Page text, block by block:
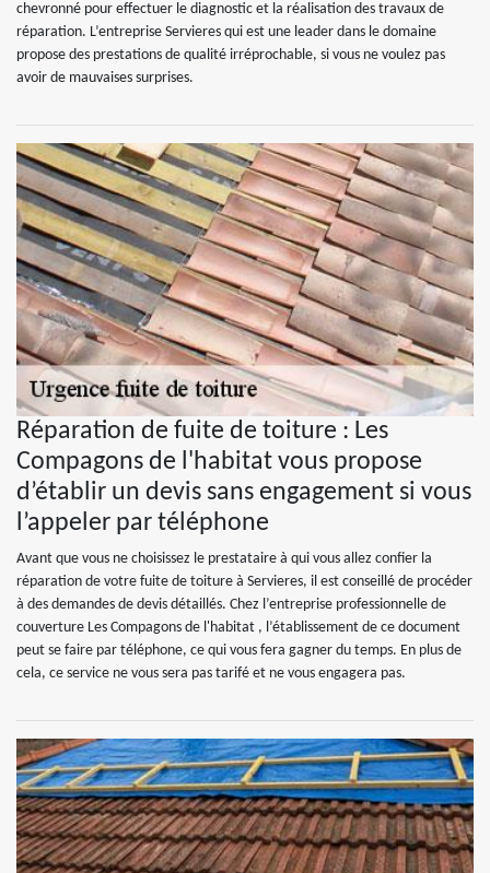
chevronné pour effectuer le diagnostic et la réalisation des travaux de
réparation. L’entreprise Servieres qui est une leader dans le domaine
propose des prestations de qualité irréprochable, si vous ne voulez pas
avoir de mauvaises surprises.
Réparation de fuite de toiture : Les
Compagons de l'habitat vous propose
d’établir un devis sans engagement si vous
l’appeler par téléphone
Avant que vous ne choisissez le prestataire à qui vous allez confier la
réparation de votre fuite de toiture à Servieres, il est conseillé de procéder
à des demandes de devis détaillés. Chez l’entreprise professionnelle de
couverture Les Compagons de l'habitat , l’établissement de ce document
peut se faire par téléphone, ce qui vous fera gagner du temps. En plus de
cela, ce service ne vous sera pas tarifé et ne vous engagera pas.